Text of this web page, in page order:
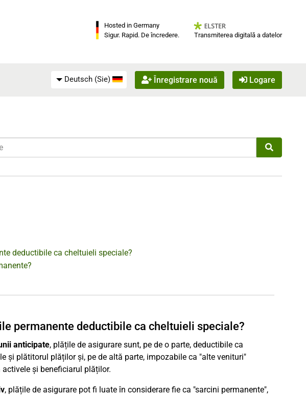
Hosted in Germany
Sigur. Rapid. De încredere.
Transmiterea digitală a datelor
Deutsch (Sie) Înregistrare nouă Logare
deductibile ca cheltuieli speciale?
permanente deductibile ca cheltuieli speciale?
anticipate, plățile de asigurare sunt, pe de o parte, deductibile ca
și plătitorul plăților și, pe de altă parte, impozabile ca "alte venituri"
și beneficiarul plăților.
, plățile de asigurare pot fi luate în considerare fie ca "sarcini permanente",